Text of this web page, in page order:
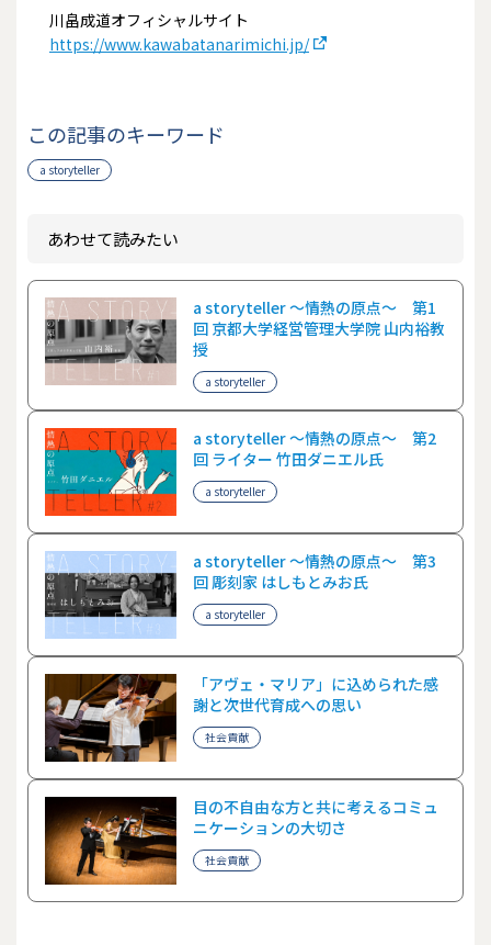
川畠成道オフィシャルサイト
https://www.kawabatanarimichi.jp/
この記事のキーワード
a storyteller
あわせて読みたい
a storyteller ～情熱の原点～ 第1
回 京都大学経営管理大学院 山内裕教
授
a storyteller
a storyteller ～情熱の原点～ 第2
回 ライター 竹田ダニエル氏
a storyteller
a storyteller ～情熱の原点～ 第3
回 彫刻家 はしもとみお氏
a storyteller
「アヴェ・マリア」に込められた感
謝と次世代育成への思い
社会貢献
目の不自由な方と共に考えるコミュ
ニケーションの大切さ
社会貢献